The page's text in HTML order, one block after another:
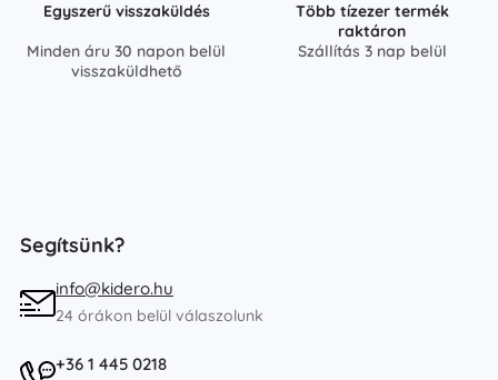
Egyszerű visszaküldés
Minden áru 30 napon belül
visszaküldhető
Több tízezer termék
raktáron
Szállítás 3 nap belül
Segítsünk?
info@kidero.hu
24 órákon belül válaszolunk
+36 1 445 0218